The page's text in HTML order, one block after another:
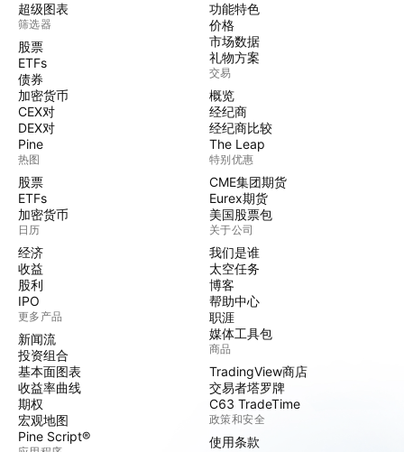
超级图表
筛选器
股票
ETFs
债券
加密货币
CEX对
DEX对
Pine
热图
股票
ETFs
加密货币
日历
经济
收益
股利
IPO
更多产品
新闻流
投资组合
基本面图表
收益率曲线
期权
宏观地图
Pine Script®
功能特色
价格
市场数据
礼物方案
交易
概览
经纪商
经纪商比较
The Leap
特别优惠
CME集团期货
Eurex期货
美国股票包
关于公司
我们是谁
太空任务
博客
帮助中心
职涯
媒体工具包
商品
TradingView商店
交易者塔罗牌
C63 TradeTime
政策和安全
使用条款